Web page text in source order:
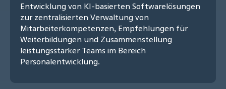
Entwicklung von KI-basierten Softwarelösungen
zur zentralisierten Verwaltung von
Mitarbeiterkompetenzen, Empfehlungen für
Weiterbildungen und Zusammenstellung
leistungsstarker Teams im Bereich
Personalentwicklung.